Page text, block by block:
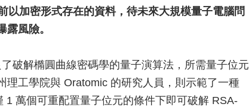
以加密形式存在的資料，待未來大規模量子電腦問
風險。
破解橢圓曲線密碼學的量子演算法，所需量子位元
工學院與 Oratomic 的研究人員，則示範了一種
萬個可重配置量子位元的條件下即可破解 RSA-